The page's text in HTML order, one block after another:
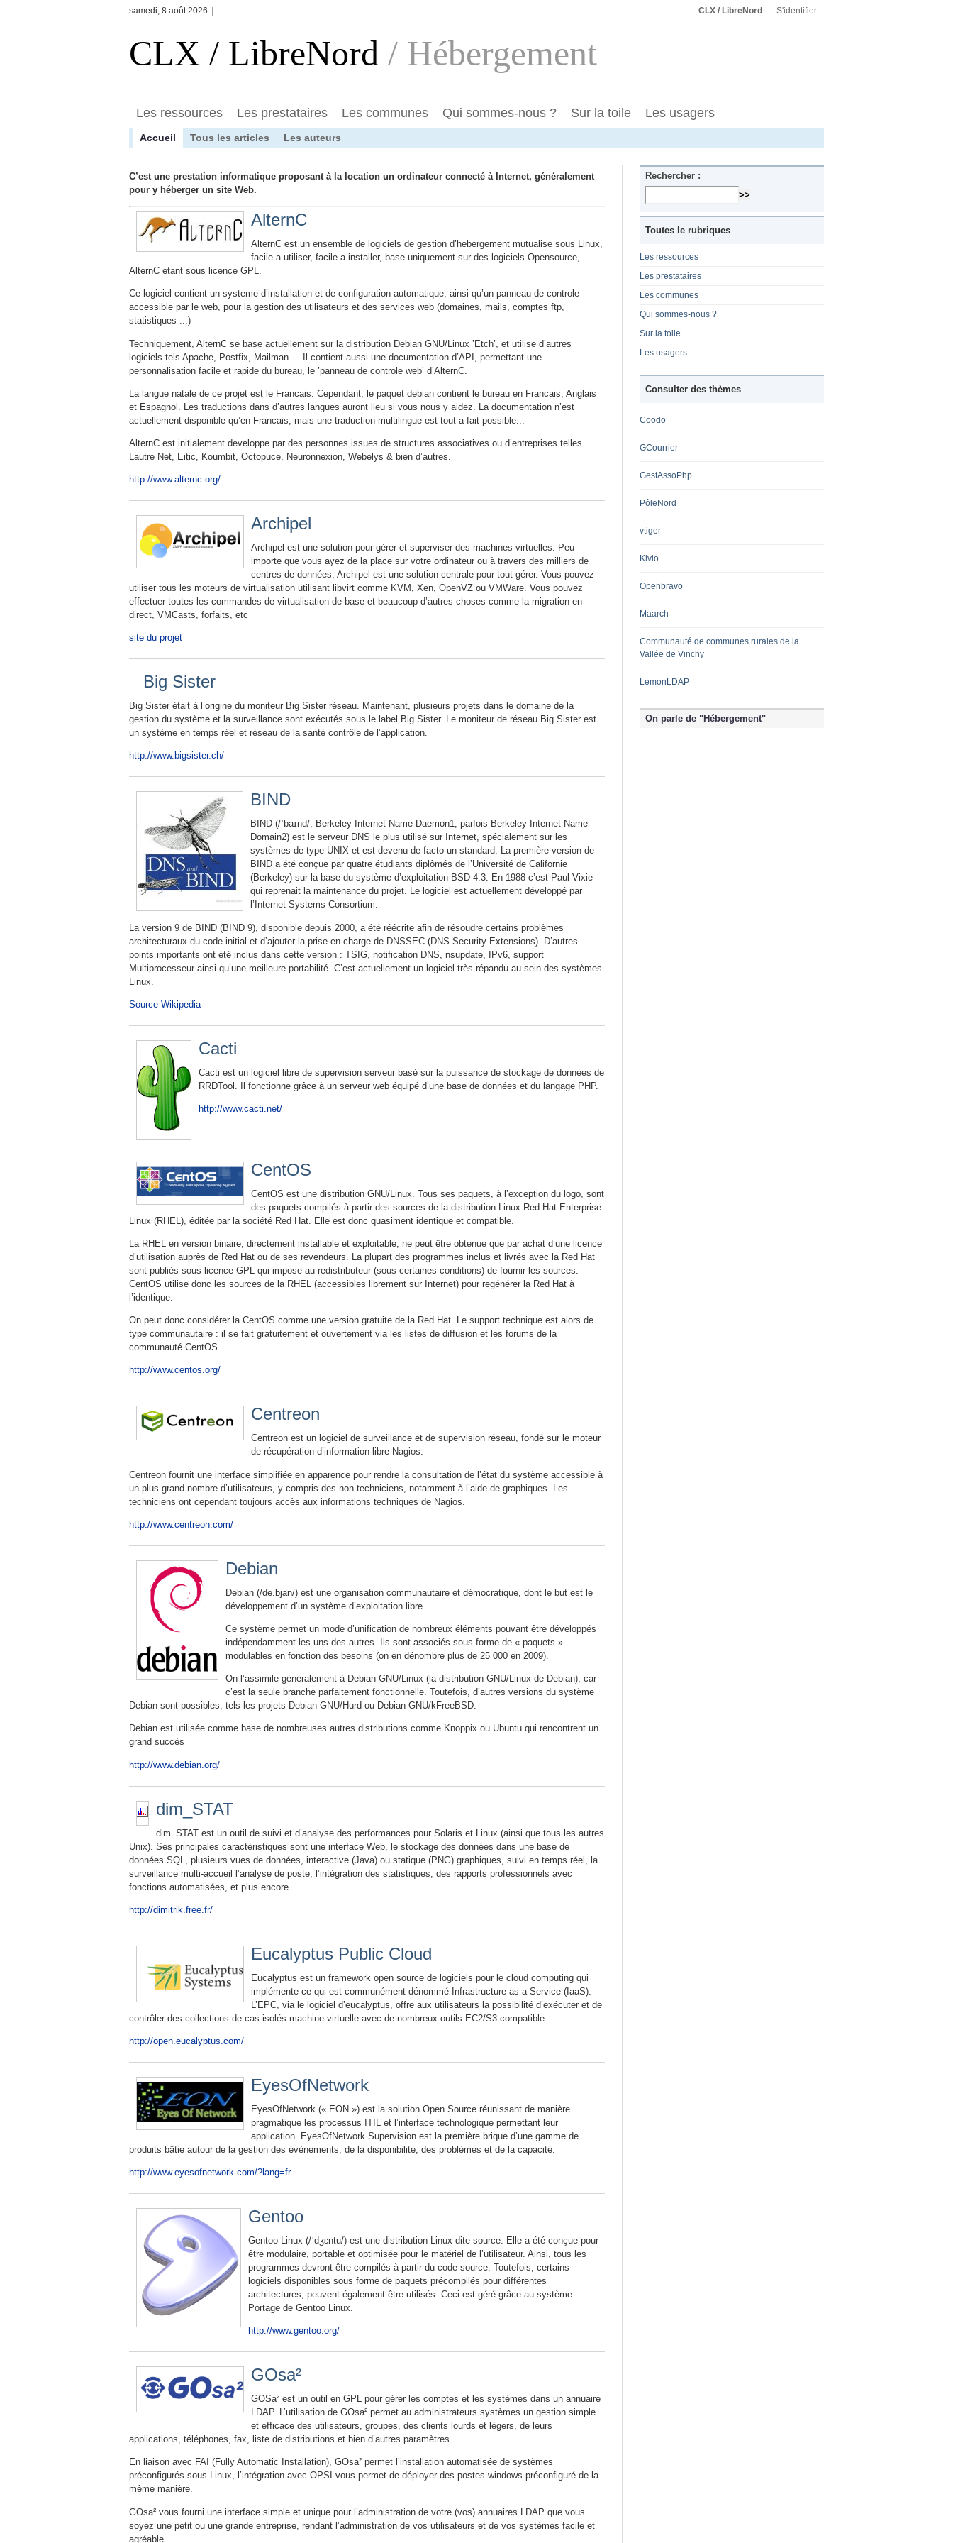
samedi, 8 août 2026 CLX / LibreNord S'identifier
CLX / LibreNord / Hébergement
Les ressources Les prestataires Les communes Qui sommes-nous ? Sur la toile Les usagers
Accueil Tous les articles Les auteurs
C’est une prestation informatique proposant à la location un ordinateur connecté à Internet, généralement
pour y héberger un site Web.
AlternC
AlternC est un ensemble de logiciels de gestion d’hebergement mutualise sous Linux,
facile a utiliser, facile a installer, base uniquement sur des logiciels Opensource,
AlternC etant sous licence GPL.
Ce logiciel contient un systeme d’installation et de configuration automatique, ainsi qu’un panneau de controle
accessible par le web, pour la gestion des utilisateurs et des services web (domaines, mails, comptes ftp,
statistiques ...)
Techniquement, AlternC se base actuellement sur la distribution Debian GNU/Linux ’Etch’, et utilise d’autres
logiciels tels Apache, Postfix, Mailman ... Il contient aussi une documentation d’API, permettant une
personnalisation facile et rapide du bureau, le ’panneau de controle web’ d’AlternC.
La langue natale de ce projet est le Francais. Cependant, le paquet debian contient le bureau en Francais, Anglais
et Espagnol. Les traductions dans d’autres langues auront lieu si vous nous y aidez. La documentation n’est
actuellement disponible qu’en Francais, mais une traduction multilingue est tout a fait possible...
AlternC est initialement developpe par des personnes issues de structures associatives ou d’entreprises telles
Lautre Net, Eitic, Koumbit, Octopuce, Neuronnexion, Webelys & bien d’autres.
http://www.alternc.org/
Archipel
Archipel est une solution pour gérer et superviser des machines virtuelles. Peu
importe que vous ayez de la place sur votre ordinateur ou à travers des milliers de
centres de données, Archipel est une solution centrale pour tout gérer. Vous pouvez
utiliser tous les moteurs de virtualisation utilisant libvirt comme KVM, Xen, OpenVZ ou VMWare. Vous pouvez
effectuer toutes les commandes de virtualisation de base et beaucoup d’autres choses comme la migration en
direct, VMCasts, forfaits, etc
site du projet
Big Sister
Big Sister était à l’origine du moniteur Big Sister réseau. Maintenant, plusieurs projets dans le domaine de la
gestion du système et la surveillance sont exécutés sous le label Big Sister. Le moniteur de réseau Big Sister est
un système en temps réel et réseau de la santé contrôle de l’application.
http://www.bigsister.ch/
BIND
BIND (/ˈbaɪnd/, Berkeley Internet Name Daemon1, parfois Berkeley Internet Name
Domain2) est le serveur DNS le plus utilisé sur Internet, spécialement sur les
systèmes de type UNIX et est devenu de facto un standard. La première version de
BIND a été conçue par quatre étudiants diplômés de l’Université de Californie
(Berkeley) sur la base du système d’exploitation BSD 4.3. En 1988 c’est Paul Vixie
qui reprenait la maintenance du projet. Le logiciel est actuellement développé par
l’Internet Systems Consortium.
La version 9 de BIND (BIND 9), disponible depuis 2000, a été réécrite afin de résoudre certains problèmes
architecturaux du code initial et d’ajouter la prise en charge de DNSSEC (DNS Security Extensions). D’autres
points importants ont été inclus dans cette version : TSIG, notification DNS, nsupdate, IPv6, support
Multiprocesseur ainsi qu’une meilleure portabilité. C’est actuellement un logiciel très répandu au sein des systèmes
Linux.
Source Wikipedia
Cacti
Cacti est un logiciel libre de supervision serveur basé sur la puissance de stockage de données de
RRDTool. Il fonctionne grâce à un serveur web équipé d’une base de données et du langage PHP.
http://www.cacti.net/
CentOS
CentOS est une distribution GNU/Linux. Tous ses paquets, à l’exception du logo, sont
des paquets compilés à partir des sources de la distribution Linux Red Hat Enterprise
Linux (RHEL), éditée par la société Red Hat. Elle est donc quasiment identique et compatible.
La RHEL en version binaire, directement installable et exploitable, ne peut être obtenue que par achat d’une licence
d’utilisation auprès de Red Hat ou de ses revendeurs. La plupart des programmes inclus et livrés avec la Red Hat
sont publiés sous licence GPL qui impose au redistributeur (sous certaines conditions) de fournir les sources.
CentOS utilise donc les sources de la RHEL (accessibles librement sur Internet) pour regénérer la Red Hat à
l’identique.
On peut donc considérer la CentOS comme une version gratuite de la Red Hat. Le support technique est alors de
type communautaire : il se fait gratuitement et ouvertement via les listes de diffusion et les forums de la
communauté CentOS.
http://www.centos.org/
Centreon
Centreon est un logiciel de surveillance et de supervision réseau, fondé sur le moteur
de récupération d’information libre Nagios.
Centreon fournit une interface simplifiée en apparence pour rendre la consultation de l’état du système accessible à
un plus grand nombre d’utilisateurs, y compris des non-techniciens, notamment à l’aide de graphiques. Les
techniciens ont cependant toujours accès aux informations techniques de Nagios.
http://www.centreon.com/
Debian
Debian (/de.bjan/) est une organisation communautaire et démocratique, dont le but est le
développement d’un système d’exploitation libre.
Ce système permet un mode d’unification de nombreux éléments pouvant être développés
indépendamment les uns des autres. Ils sont associés sous forme de « paquets »
modulables en fonction des besoins (on en dénombre plus de 25 000 en 2009).
On l’assimile généralement à Debian GNU/Linux (la distribution GNU/Linux de Debian), car
c’est la seule branche parfaitement fonctionnelle. Toutefois, d’autres versions du système
Debian sont possibles, tels les projets Debian GNU/Hurd ou Debian GNU/kFreeBSD.
Debian est utilisée comme base de nombreuses autres distributions comme Knoppix ou Ubuntu qui rencontrent un
grand succès
http://www.debian.org/
dim_STAT
dim_STAT est un outil de suivi et d’analyse des performances pour Solaris et Linux (ainsi que tous les autres
Unix). Ses principales caractéristiques sont une interface Web, le stockage des données dans une base de
données SQL, plusieurs vues de données, interactive (Java) ou statique (PNG) graphiques, suivi en temps réel, la
surveillance multi-accueil l’analyse de poste, l’intégration des statistiques, des rapports professionnels avec
fonctions automatisées, et plus encore.
http://dimitrik.free.fr/
Eucalyptus Public Cloud
Eucalyptus est un framework open source de logiciels pour le cloud computing qui
implémente ce qui est communément dénommé Infrastructure as a Service (IaaS).
L’EPC, via le logiciel d’eucalyptus, offre aux utilisateurs la possibilité d’exécuter et de
contrôler des collections de cas isolés machine virtuelle avec de nombreux outils EC2/S3-compatible.
http://open.eucalyptus.com/
EyesOfNetwork
EyesOfNetwork (« EON ») est la solution Open Source réunissant de manière
pragmatique les processus ITIL et l’interface technologique permettant leur
application. EyesOfNetwork Supervision est la première brique d’une gamme de
produits bâtie autour de la gestion des évènements, de la disponibilité, des problèmes et de la capacité.
http://www.eyesofnetwork.com/?lang=fr
Gentoo
Gentoo Linux (/ˈdʒɛntu/) est une distribution Linux dite source. Elle a été conçue pour
être modulaire, portable et optimisée pour le matériel de l’utilisateur. Ainsi, tous les
programmes devront être compilés à partir du code source. Toutefois, certains
logiciels disponibles sous forme de paquets précompilés pour différentes
architectures, peuvent également être utilisés. Ceci est géré grâce au système
Portage de Gentoo Linux.
http://www.gentoo.org/
GOsa²
GOSa² est un outil en GPL pour gérer les comptes et les systèmes dans un annuaire
LDAP. L’utilisation de GOsa² permet au administrateurs systèmes un gestion simple
et efficace des utilisateurs, groupes, des clients lourds et légers, de leurs
applications, téléphones, fax, liste de distributions et bien d’autres paramètres.
En liaison avec FAI (Fully Automatic Installation), GOsa² permet l’installation automatisée de systèmes
préconfigurés sous Linux, l’intégration avec OPSI vous permet de déployer des postes windows préconfiguré de la
même manière.
GOsa² vous fourni une interface simple et unique pour l’administration de votre (vos) annuaires LDAP que vous
soyez une petit ou une grande entreprise, rendant l’administration de vos utilisateurs et de vos systèmes facile et
agréable.
Rechercher :
Toutes le rubriques
Les ressources
Les prestataires
Les communes
Qui sommes-nous ?
Sur la toile
Les usagers
Consulter des thèmes
Coodo
GCourrier
GestAssoPhp
PôleNord
vtiger
Kivio
Openbravo
Maarch
Communauté de communes rurales de la
Vallée de Vinchy
LemonLDAP
On parle de "Hébergement"